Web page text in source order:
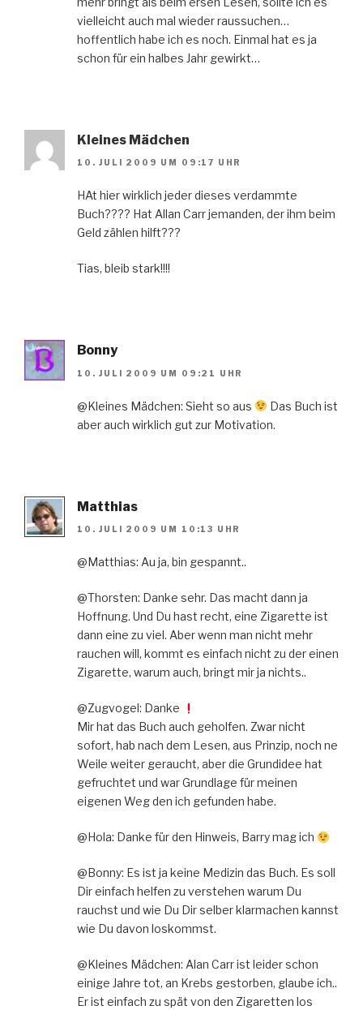
vielleicht auch mal wieder raussuchen…
hoffentlich habe ich es noch. Einmal hat es ja
schon für ein halbes Jahr gewirkt…
Kleines Mädchen
10. JULI 2009 UM 09:17 UHR
HAt hier wirklich jeder dieses verdammte
Buch???? Hat Allan Carr jemanden, der ihm beim
Geld zählen hilft???
Tias, bleib stark!!!!
Bonny
10. JULI 2009 UM 09:21 UHR
@Kleines Mädchen: Sieht so aus
Das Buch ist
aber auch wirklich gut zur Motivation.
Matthias
10. JULI 2009 UM 10:13 UHR
@Matthias: Au ja, bin gespannt..
@Thorsten: Danke sehr. Das macht dann ja
Hoffnung. Und Du hast recht, eine Zigarette ist
dann eine zu viel. Aber wenn man nicht mehr
rauchen will, kommt es einfach nicht zu der einen
Zigarette, warum auch, bringt mir ja nichts..
@Zugvogel: Danke
Mir hat das Buch auch geholfen. Zwar nicht
sofort, hab nach dem Lesen, aus Prinzip, noch ne
Weile weiter geraucht, aber die Grundidee hat
gefruchtet und war Grundlage für meinen
eigenen Weg den ich gefunden habe.
@Hola: Danke für den Hinweis, Barry mag ich
@Bonny: Es ist ja keine Medizin das Buch. Es soll
Dir einfach helfen zu verstehen warum Du
rauchst und wie Du Dir selber klarmachen kannst
wie Du davon loskommst.
@Kleines Mädchen: Alan Carr ist leider schon
einige Jahre tot, an Krebs gestorben, glaube ich..
Er ist einfach zu spät von den Zigaretten los